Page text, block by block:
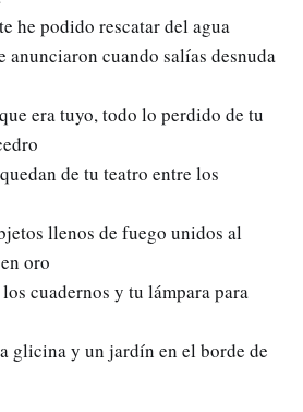
he podido rescatar del agua
anunciaron cuando salías desnuda
era tuyo, todo lo perdido de tu
de tu teatro entre los
llenos de fuego unidos al
oro
cuadernos y tu lámpara para
glicina y un jardín en el borde de